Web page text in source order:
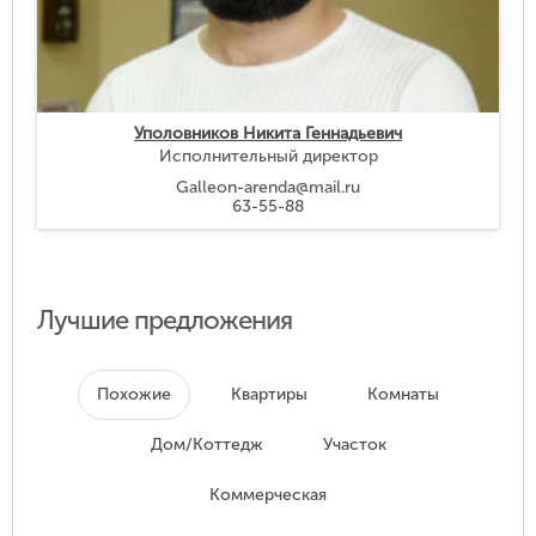
Уполовников Никита Геннадьевич
Исполнительный директор
Galleon-arenda@mail.ru
63-55-88
Лучшие предложения
Похожие Квартиры Комнаты
Дом/Коттедж Участок
Коммерческая